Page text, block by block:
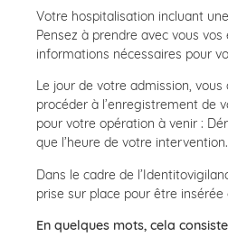
Votre hospitalisation incluant
Pensez à prendre avec vous
informations nécessaires pour
Le jour de votre admission, vous
procéder à l’enregistrement de
pour votre opération à venir :
que l’heure de votre intervention.
Dans le cadre de
prise sur place pour être
En quelques mots, cela